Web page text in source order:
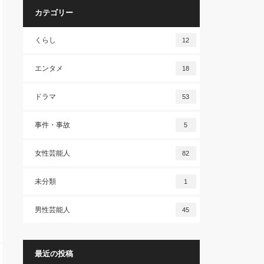
カテゴリー
くらし 12
エンタメ 18
ドラマ 53
事件・事故 5
女性芸能人 82
未分類 1
男性芸能人 45
最近の投稿